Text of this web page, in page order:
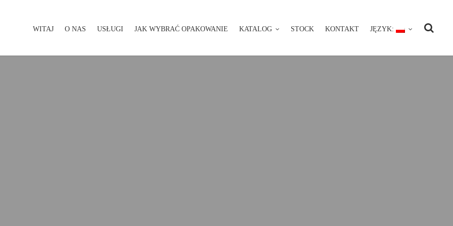
WITAJ O NAS USŁUGI JAK WYBRAĆ OPAKOWANIE KATALOG STOCK KONTAKT JĘZYK:
WITAJ O NAS USŁUGI JAK WYBRAĆ OPAKOWANIE KATALOG STOCK KONTAKT JĘZYK: